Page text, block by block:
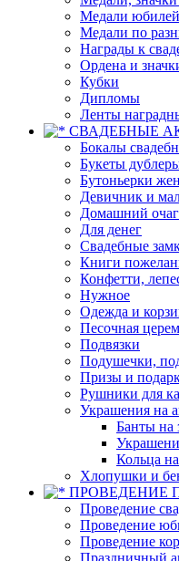
Медали
Медали по
Награды к
Ордена и
Кубки
Дипломы
Ленты
СВАДЕБНЫЕ
Бокалы
Букеты
Бутоньерки
Девичник и
Домашний
Для денег
Свадебные
Книги
Конфетти,
Нужное
Одежда и
Песочная
Подвязки
Подушечки,
Призы и
Рушники для
Украшения на
Банты на
Кольца
Хлопушки и
ПРОВЕДЕНИЕ
Проведение
Проведение
Проведение
Праздничный